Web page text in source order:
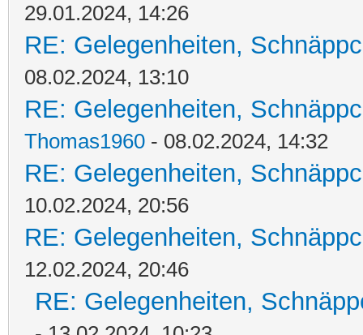
29.01.2024, 14:26
RE: Gelegenheiten,
08.02.2024, 13:10
RE: Gelegenheiten,
Thomas1960 - 08.02.2024, 14:32
RE: Gelegenheiten,
10.02.2024, 20:56
RE: Gelegenheiten,
12.02.2024, 20:46
RE: Gelegenheiten,